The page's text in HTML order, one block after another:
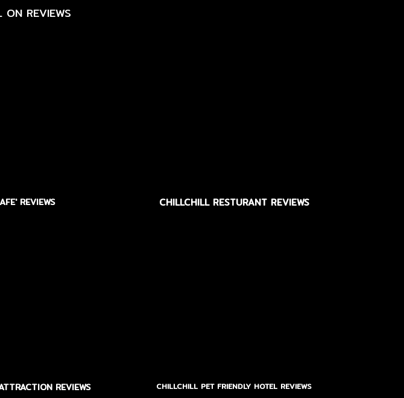
ON REVIEWS
REVIEWS CHILLCHILL RESTURANT REVIEWS
REVIEWS CHILLCHILL PET FRIENDLY HOTEL REVIEWS